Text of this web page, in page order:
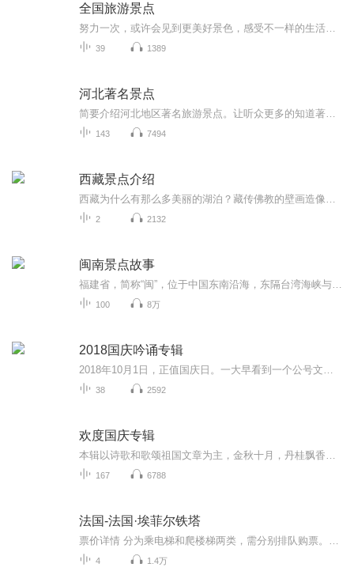
全国旅游景点
39 1389
河北著名景点
143 7494
西藏景点介绍
2 2132
闽南景点故事
100 8万
2018国庆吟诵专辑
38 2592
欢度国庆专辑
167 6788
法国-法国·埃菲尔铁塔
4 1.4万